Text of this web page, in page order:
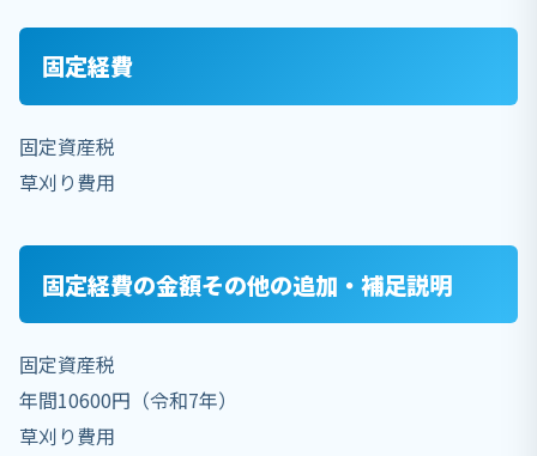
固定経費
固定資産税
草刈り費用
固定経費の金額その他の追加・補足説明
固定資産税
年間10600円（令和7年）
草刈り費用